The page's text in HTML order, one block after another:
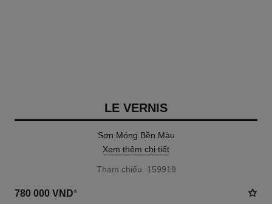
LE VERNIS
Sơn Móng Bền Màu
Xem thêm chi tiết
Tham chiếu 159919
780 000 VND*